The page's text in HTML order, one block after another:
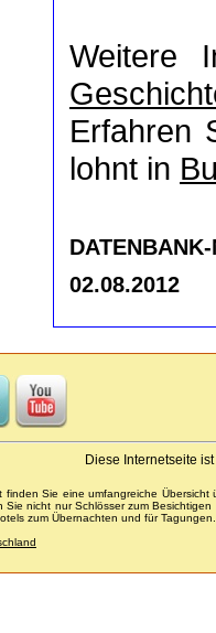
Weitere
Erfahren
lohnt in
02.08.2012
Diese Internetseite
finden Sie eine umfangreiche
Sie nicht nur Schlösser zum
zum Übernachten und für Tagungen.